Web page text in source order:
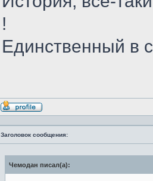
!
Единственный в
Профиль
Заголовок сообщения:
Чемодан писал(а):